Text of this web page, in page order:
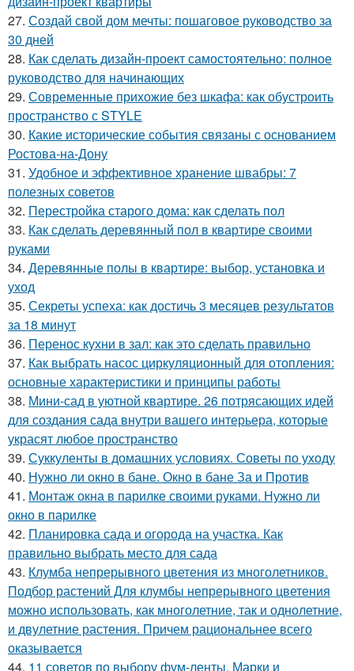
27. Создай свой дом мечты: пошаговое руководство за
30 дней
28. Как сделать дизайн-проект самостоятельно: полное
руководство для начинающих
29. Современные прихожие без шкафа: как обустроить
пространство с STYLE
30. Какие исторические события связаны с основанием
Ростова-на-Дону
31. Удобное и эффективное хранение швабры: 7
полезных советов
32. Перестройка старого дома: как сделать пол
33. Как сделать деревянный пол в квартире своими
руками
34. Деревянные полы в квартире: выбор, установка и
уход
35. Секреты успеха: как достичь 3 месяцев результатов
за 18 минут
36. Перенос кухни в зал: как это сделать правильно
37. Как выбрать насос циркуляционный для отопления:
основные характеристики и принципы работы
38. Мини-сад в уютной квартире. 26 потрясающих идей
для создания сада внутри вашего интерьера, которые
украсят любое пространство
39. Суккуленты в домашних условиях. Советы по уходу
40. Нужно ли окно в бане. Окно в бане За и Против
41. Монтаж окна в парилке своими руками. Нужно ли
окно в парилке
42. Планировка сада и огорода на участка. Как
правильно выбрать место для сада
43. Клумба непрерывного цветения из многолетников.
Подбор растений Для клумбы непрерывного цветения
можно использовать, как многолетние, так и однолетние,
и двулетние растения. Причем рациональнее всего
оказывается
44. 11 советов по выбору фум-ленты. Марки и